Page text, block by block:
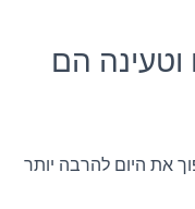
הם
את היום להרבה יותר